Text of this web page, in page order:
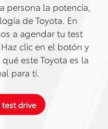
persona la potencia,
de Toyota. En
a agendar tu test
clic en el botón y
este Toyota es la
para ti.
drive